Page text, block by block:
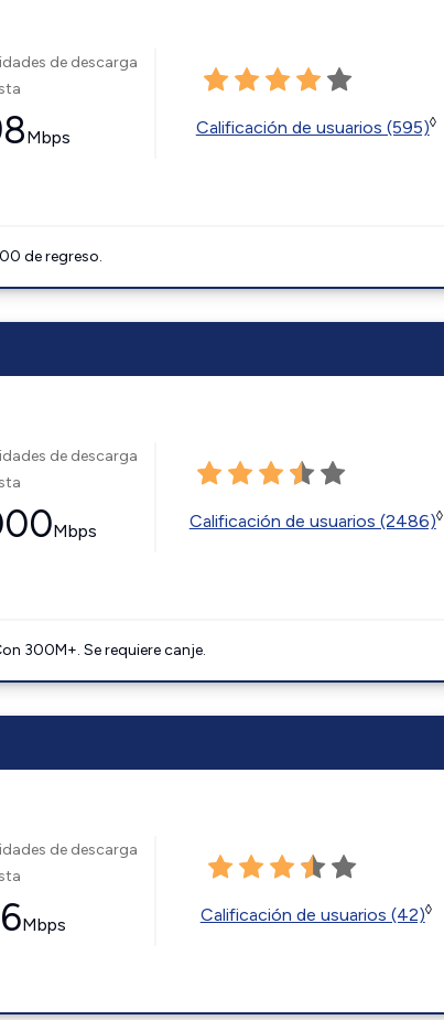
de descarga
Mbps Calificación de usuarios (595)◊
de regreso.
de descarga
Mbps Calificación de usuarios (2486)◊
300M+. Se requiere canje.
de descarga
Mbps Calificación de usuarios (42)◊